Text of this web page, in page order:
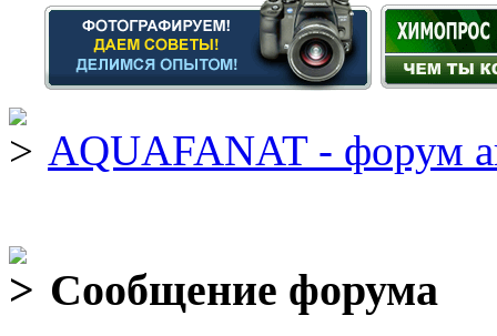
AQUAFANAT - форум
Сообщение форума